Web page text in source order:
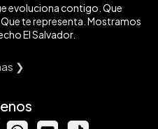
evoluciona contigo. Que
te representa. Mostramos
El Salvador.
❯